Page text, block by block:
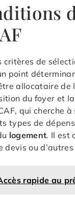
critères de
point
allocataire de
du foyer et
qui cherche
types de
logement. Il est
devis ou
rapide au